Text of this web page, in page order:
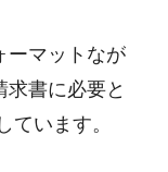
ーマットなが
求書に必要と
います。